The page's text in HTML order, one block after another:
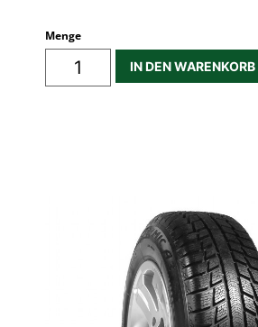
Menge
IN DEN WARENKORB